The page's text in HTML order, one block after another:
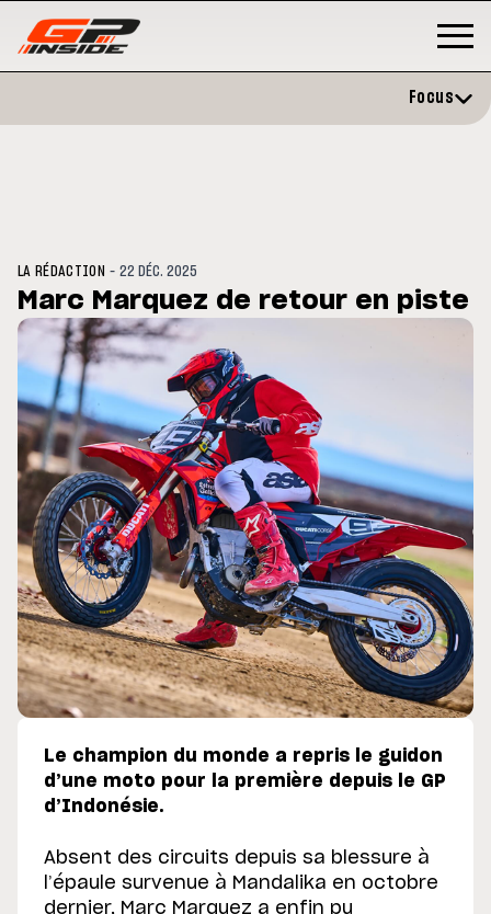
: Horaires et
du GP de Grande-
retour en septembre
Focus
LA RÉDACTION -22 DÉC. 2025
Marc Marquez de retour en piste
Le champion du monde a repris le guidon
d’une moto pour la première depuis le GP
d’Indonésie.
Absent des circuits depuis sa blessure à
l’épaule survenue à Mandalika en octobre
dernier, Marc Marquez a enfin pu